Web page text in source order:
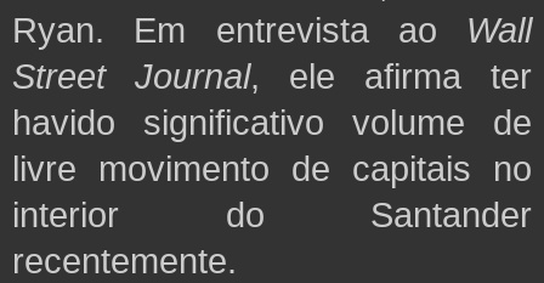
Ryan.
Em entrevista ao Wall
Street Journal, ele afirma ter
havido significativo volume de
livre movimento de capitais no
interior do Santander
recentemente.